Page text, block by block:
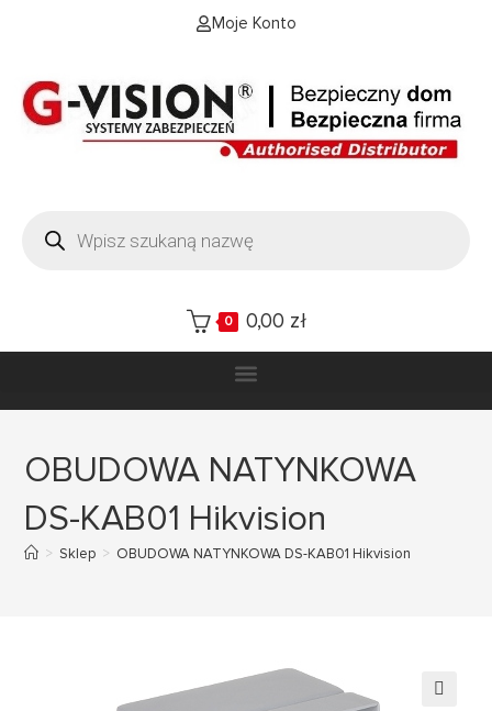
Moje Konto
0 0,00 zł
OBUDOWA NATYNKOWA
DS-KAB01 Hikvision
> Sklep > OBUDOWA NATYNKOWA DS-KAB01 Hikvision